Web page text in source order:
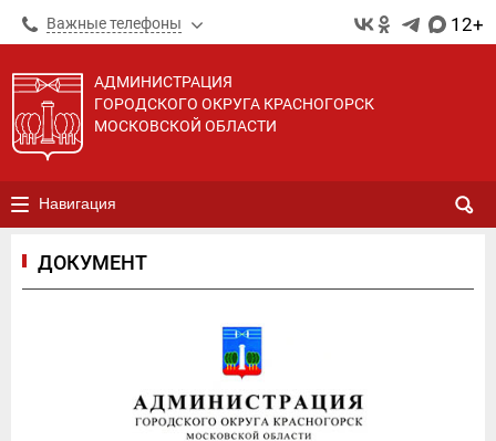
Важные телефоны 12+
АДМИНИСТРАЦИЯ
ГОРОДСКОГО ОКРУГА КРАСНОГОРСК
МОСКОВСКОЙ ОБЛАСТИ
Навигация
ДОКУМЕНТ